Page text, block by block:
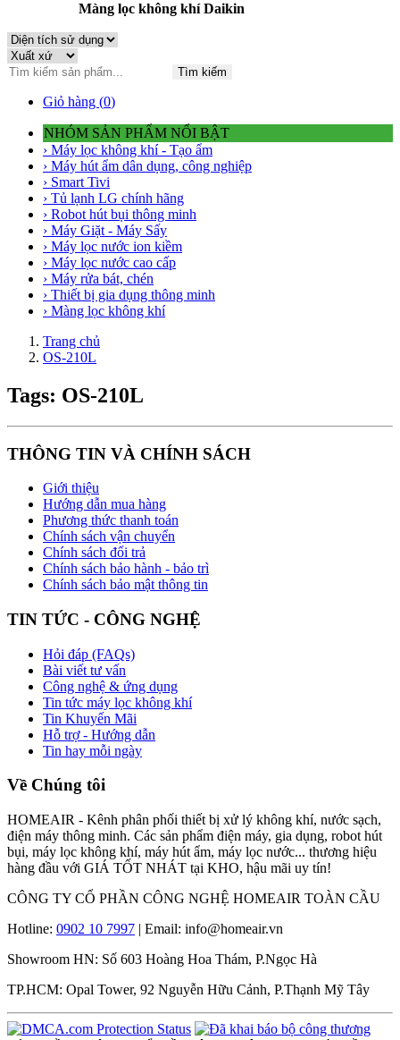
Màng lọc không khí Daikin
Tìm kiếm
Giỏ hàng (0)
NHÓM SẢN PHẨM NỔI BẬT
› Máy lọc không khí - Tạo ẩm
› Máy hút ẩm dân dụng, công nghiệp
› Smart Tivi
› Tủ lạnh LG chính hãng
› Robot hút bụi thông minh
› Máy Giặt - Máy Sấy
› Máy lọc nước ion kiềm
› Máy lọc nước cao cấp
› Máy rửa bát, chén
› Thiết bị gia dụng thông minh
› Màng lọc không khí
Trang chủ
OS-210L
Tags: OS-210L
THÔNG TIN VÀ CHÍNH SÁCH
Giới thiệu
Hướng dẫn mua hàng
Phương thức thanh toán
Chính sách vận chuyển
Chính sách đổi trả
Chính sách bảo hành - bảo trì
Chính sách bảo mật thông tin
TIN TỨC - CÔNG NGHỆ
Hỏi đáp (FAQs)
Bài viết tư vấn
Công nghệ & ứng dụng
Tin tức máy lọc không khí
Tin Khuyến Mãi
Hỗ trợ - Hướng dẫn
Tin hay mỗi ngày
Về Chúng tôi
HOMEAIR - Kênh phân phối thiết bị xử lý không khí, nước sạch,
điện máy thông minh. Các sản phẩm điện máy, gia dụng, robot hút
bụi, máy lọc không khí, máy hút ẩm, máy lọc nước... thương hiệu
hàng đầu với GIÁ TỐT NHÁT tại KHO, hậu mãi uy tín!
CÔNG TY CỔ PHẦN CÔNG NGHỆ HOMEAIR TOÀN CẦU
Hotline: 0902 10 7997 | Email: info@homeair.vn
Showroom HN: Số 603 Hoàng Hoa Thám, P.Ngọc Hà
TP.HCM: Opal Tower, 92 Nguyễn Hữu Cảnh, P.Thạnh Mỹ Tây